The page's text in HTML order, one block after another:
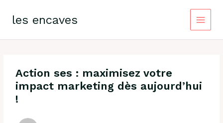
contenules encaves
Action ses : maximisez votre
impact marketing dès aujourd’hui
!